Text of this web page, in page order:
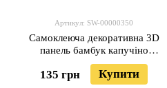
Артикул: SW-00000350
Самоклеюча декоративна 3D
панель бамбук капучіно
700х700х8мм (077) SW-00000350
135 грн Купити